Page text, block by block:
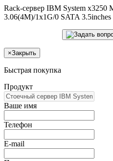
Rack-сервер IBM System x3250
3.06(4M)/1x1G/0 SATA 3.5inches
×Закрыть
Быстрая покупка
Продукт
Ваше имя
Телефон
E-mail